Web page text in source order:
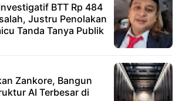
BTT Rp 484
Justru Penolakan
Tanda Tanya Publik
Zankore, Bangun
AI Terbesar di